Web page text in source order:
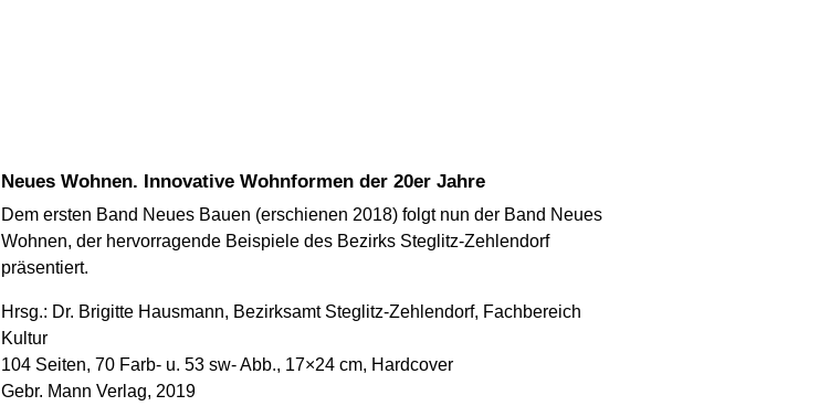
Neues Wohnen. Innovative Wohnformen der 20er Jahre
Dem ersten Band Neues Bauen (erschienen 2018) folgt nun der Band Neues
Wohnen, der hervorragende Beispiele des Bezirks Steglitz-Zehlendorf
präsentiert.
Hrsg.: Dr. Brigitte Hausmann, Bezirksamt Steglitz-Zehlendorf, Fachbereich
Kultur
104 Seiten, 70 Farb- u. 53 sw- Abb., 17×24 cm, Hardcover
Gebr. Mann Verlag, 2019